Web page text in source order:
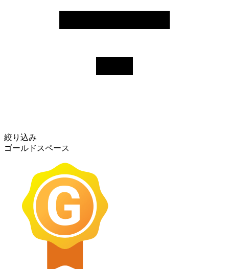
絞り込み
ゴールドスペース